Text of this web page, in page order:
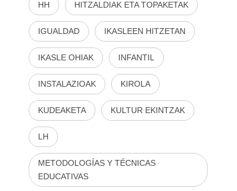
HH HITZALDIAK ETA TOPAKETAK
IGUALDAD IKASLEEN HITZETAN
IKASLE OHIAK INFANTIL
INSTALAZIOAK KIROLA
KUDEAKETA KULTUR EKINTZAK
LH
METODOLOGÍAS Y TÉCNICAS
EDUCATIVAS